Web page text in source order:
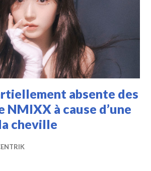
absente des
à cause d’une
cheville